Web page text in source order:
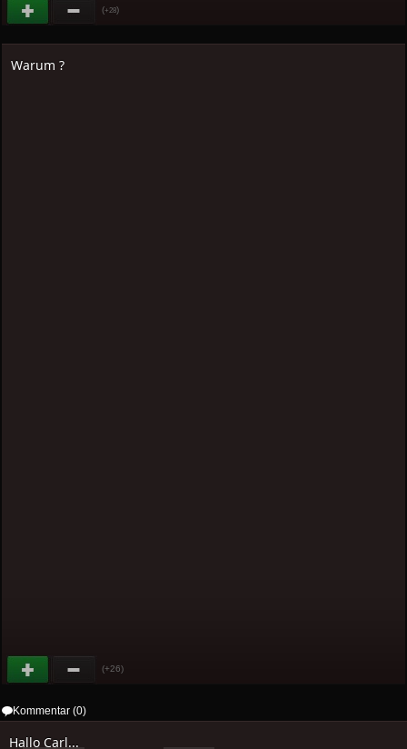
(+28)
Warum ?
(+26)
Kommentar (0)
Hallo Carl...